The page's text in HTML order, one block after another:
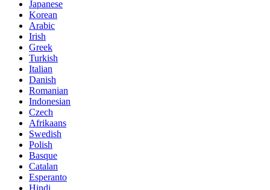
Japanese
Korean
Arabic
Irish
Greek
Turkish
Italian
Danish
Romanian
Indonesian
Czech
Afrikaans
Swedish
Polish
Basque
Catalan
Esperanto
Hindi